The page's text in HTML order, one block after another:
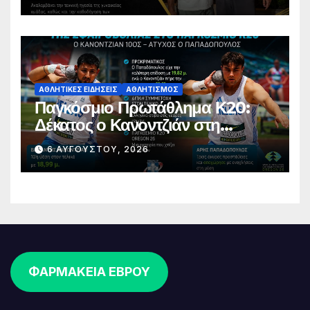
ΑΘΛΗΤΙΚΈΣ ΕΙΔΉΣΕΙΣ ΑΘΛΗΤΙΣΜΌΣ
Παγκόσμιο Πρωτάθλημα Κ20:
Δέκατος ο Κανοντζιάν στη
σφαιροβολία – Άτυχος ο
Παπαδόπουλος στον τελικό
6 ΑΥΓΟΎΣΤΟΥ, 2026
ΦΑΡΜΑΚΕΙΑ ΕΒΡΟΥ